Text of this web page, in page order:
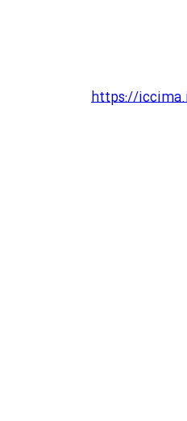
https://